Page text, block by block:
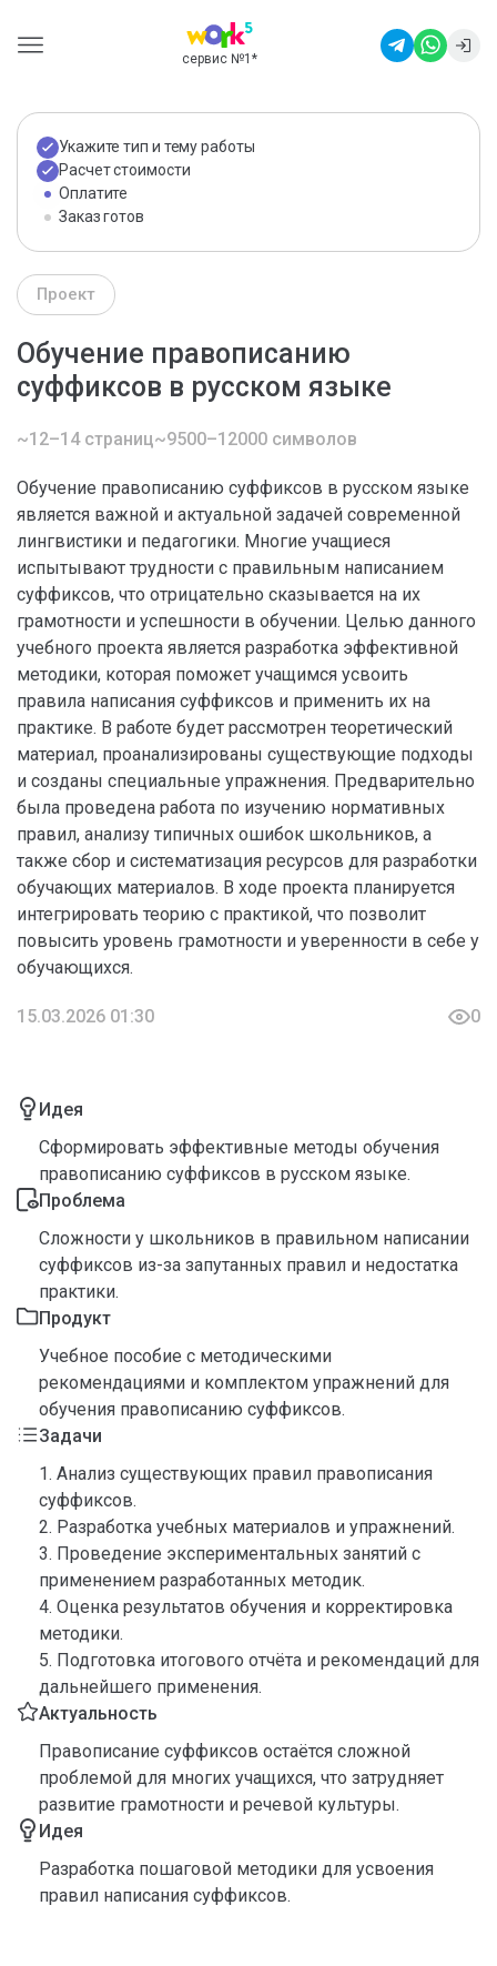
сервис №1 *
Укажите тип и тему работы
Расчет стоимости
Оплатите
Заказ готов
Проект
Обучение правописанию
суффиксов в русском языке
~12–14 страниц~9500–12000 символов
Обучение правописанию суффиксов в русском языке
является важной и актуальной задачей современной
лингвистики и педагогики. Многие учащиеся
испытывают трудности с правильным написанием
суффиксов, что отрицательно сказывается на их
грамотности и успешности в обучении. Целью данного
учебного проекта является разработка эффективной
методики, которая поможет учащимся усвоить
правила написания суффиксов и применить их на
практике. В работе будет рассмотрен теоретический
материал, проанализированы существующие подходы
и созданы специальные упражнения. Предварительно
была проведена работа по изучению нормативных
правил, анализу типичных ошибок школьников, а
также сбор и систематизация ресурсов для разработки
обучающих материалов. В ходе проекта планируется
интегрировать теорию с практикой, что позволит
повысить уровень грамотности и уверенности в себе у
обучающихся.
15.03.2026 01:30 0
Идея
Сформировать эффективные методы обучения
правописанию суффиксов в русском языке.
Проблема
Сложности у школьников в правильном написании
суффиксов из-за запутанных правил и недостатка
практики.
Продукт
Учебное пособие с методическими
рекомендациями и комплектом упражнений для
обучения правописанию суффиксов.
Задачи
1. Анализ существующих правил правописания
суффиксов.
2. Разработка учебных материалов и упражнений.
3. Проведение экспериментальных занятий с
применением разработанных методик.
4. Оценка результатов обучения и корректировка
методики.
5. Подготовка итогового отчёта и рекомендаций для
дальнейшего применения.
Актуальность
Правописание суффиксов остаётся сложной
проблемой для многих учащихся, что затрудняет
развитие грамотности и речевой культуры.
Идея
Разработка пошаговой методики для усвоения
правил написания суффиксов.